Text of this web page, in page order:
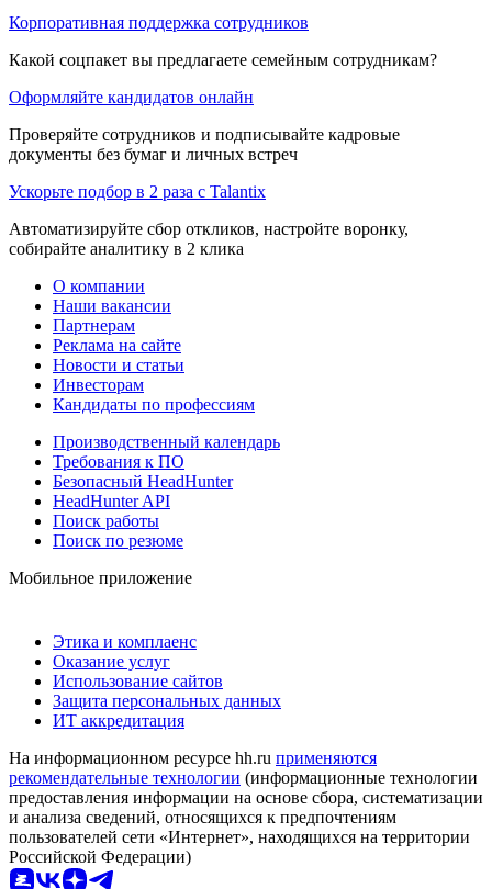
Корпоративная поддержка сотрудников
Какой соцпакет вы предлагаете семейным сотрудникам?
Оформляйте кандидатов онлайн
Проверяйте сотрудников и подписывайте кадровые
документы без бумаг и личных встреч
Ускорьте подбор в 2 раза с Talantix
Автоматизируйте сбор откликов, настройте воронку,
собирайте аналитику в 2 клика
О компании
Наши вакансии
Партнерам
Реклама на сайте
Новости и статьи
Инвесторам
Кандидаты по профессиям
Производственный календарь
Требования к ПО
Безопасный HeadHunter
HeadHunter API
Поиск работы
Поиск по резюме
Мобильное приложение
Этика и комплаенс
Оказание услуг
Использование сайтов
Защита персональных данных
ИТ аккредитация
На информационном ресурсе hh.ru применяются
рекомендательные технологии (информационные технологии
предоставления информации на основе сбора, систематизации
и анализа сведений, относящихся к предпочтениям
пользователей сети «Интернет», находящихся на территории
Российской Федерации)